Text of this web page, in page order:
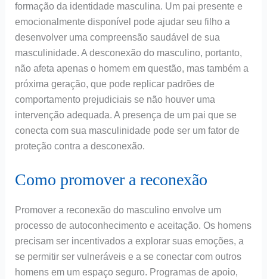
formação da identidade masculina. Um pai presente e
emocionalmente disponível pode ajudar seu filho a
desenvolver uma compreensão saudável de sua
masculinidade. A desconexão do masculino, portanto,
não afeta apenas o homem em questão, mas também a
próxima geração, que pode replicar padrões de
comportamento prejudiciais se não houver uma
intervenção adequada. A presença de um pai que se
conecta com sua masculinidade pode ser um fator de
proteção contra a desconexão.
Como promover a reconexão
Promover a reconexão do masculino envolve um
processo de autoconhecimento e aceitação. Os homens
precisam ser incentivados a explorar suas emoções, a
se permitir ser vulneráveis e a se conectar com outros
homens em um espaço seguro. Programas de apoio,